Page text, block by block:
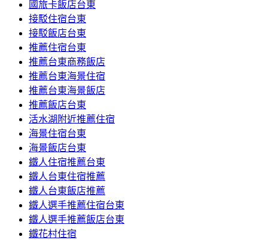
國旅卡飯店台東
接駁住宿台東
接駁飯店台東
推薦住宿台東
推薦台東商務飯店
推薦台東海景住宿
推薦台東海景飯店
推薦飯店台東
活水湖附近推薦住宿
海景住宿台東
海景飯店台東
鐵人住宿推薦台東
鐵人台東住宿推薦
鐵人台東飯店推薦
鐵人選手推薦住宿台東
鐵人選手推薦飯店台東
鐵花村住宿